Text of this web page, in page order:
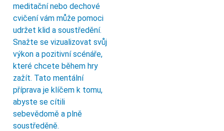
meditační nebo dechové
cvičení vám může pomoci
udržet klid a soustředění.
Snažte se vizualizovat svůj
výkon a pozitivní scénáře,
které chcete během hry
zažít. Tato mentální
příprava je klíčem k tomu,
abyste se cítili
sebevědomě a plně
soustředěně.